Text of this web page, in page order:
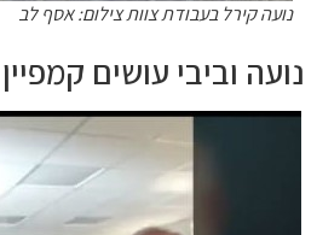
נועה קירל בעבודת צוות צילום: אסף לב
נועה וביבי עושים קמפיין